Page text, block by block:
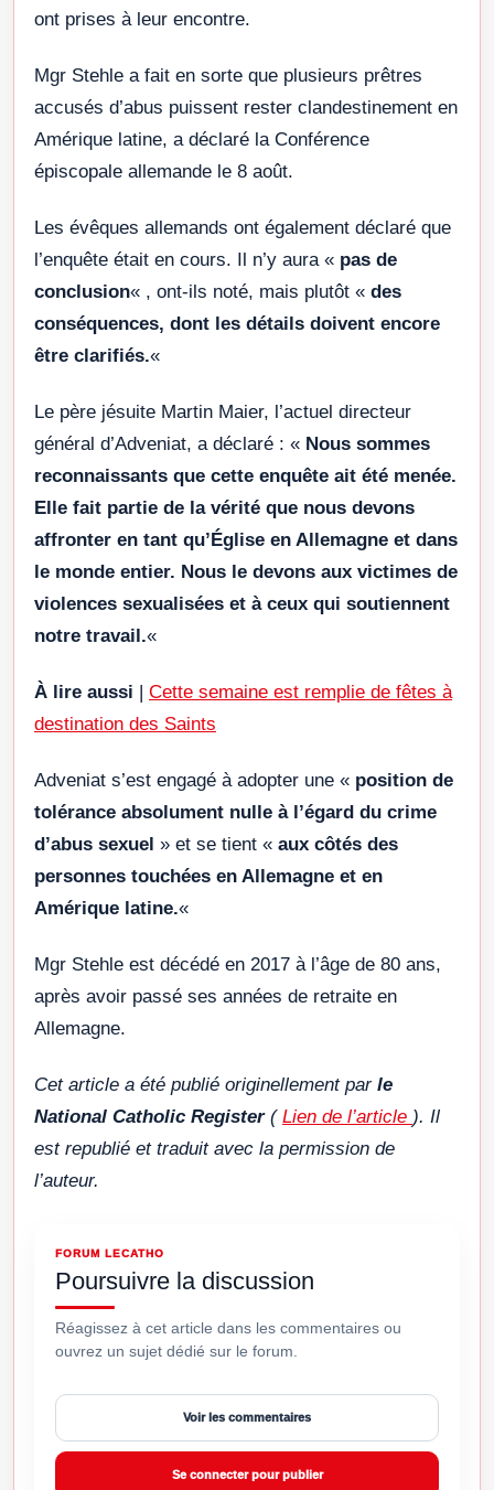
ont prises à leur encontre.
Mgr Stehle a fait en sorte que plusieurs prêtres
accusés d’abus puissent rester clandestinement en
Amérique latine, a déclaré la Conférence
épiscopale allemande le 8 août.
Les évêques allemands ont également déclaré que
l’enquête était en cours. Il n’y aura « pas de
conclusion« , ont-ils noté, mais plutôt « des
conséquences, dont les détails doivent encore
être clarifiés.«
Le père jésuite Martin Maier, l’actuel directeur
général d’Adveniat, a déclaré : « Nous sommes
reconnaissants que cette enquête ait été menée.
Elle fait partie de la vérité que nous devons
affronter en tant qu’Église en Allemagne et dans
le monde entier. Nous le devons aux victimes de
violences sexualisées et à ceux qui soutiennent
notre travail.«
À lire aussi | Cette semaine est remplie de fêtes à
destination des Saints
Adveniat s’est engagé à adopter une « position de
tolérance absolument nulle à l’égard du crime
d’abus sexuel » et se tient « aux côtés des
personnes touchées en Allemagne et en
Amérique latine.«
Mgr Stehle est décédé en 2017 à l’âge de 80 ans,
après avoir passé ses années de retraite en
Allemagne.
Cet article a été publié originellement par le
National Catholic Register( Lien de l’article ). Il
est republié et traduit avec la permission de
l’auteur.
FORUM LECATHO
Poursuivre la discussion
Réagissez à cet article dans les commentaires ou
ouvrez un sujet dédié sur le forum.
Voir les commentaires
Se connecter pour publier